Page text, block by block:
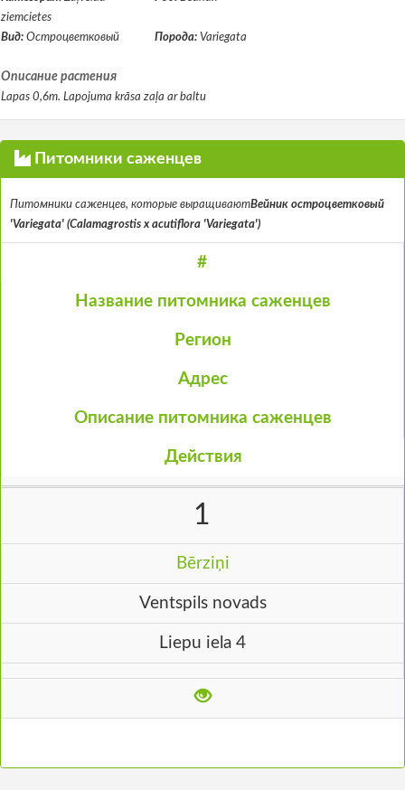
ziemcietes
Вид: Остроцветковый Порода: Variegata
Описание растения
Lapas 0,6m. Lapojuma krāsa zaļa ar baltu
Питомники саженцев
Питомники саженцев, которые выращиваютВейник остроцветковый
'Variegata' (Calamagrostis x acutiflora 'Variegata')
#
Название питомника саженцев
Регион
Адрес
Описание питомника саженцев
Действия
1
Bērziņi
Ventspils novads
Liepu iela 4